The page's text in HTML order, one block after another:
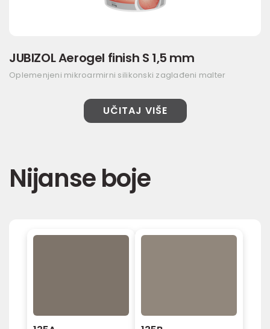
JUBIZOL Aerogel finish S 1,5 mm
Oplemenjeni mikroarmirni silikonski zaglađeni malter
UČITAJ VIŠE
Nijanse boje